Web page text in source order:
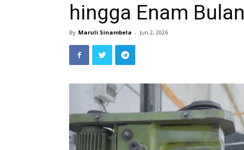
hingga Enam Bulan
By Maruli Sinambela - Jun 2, 2026